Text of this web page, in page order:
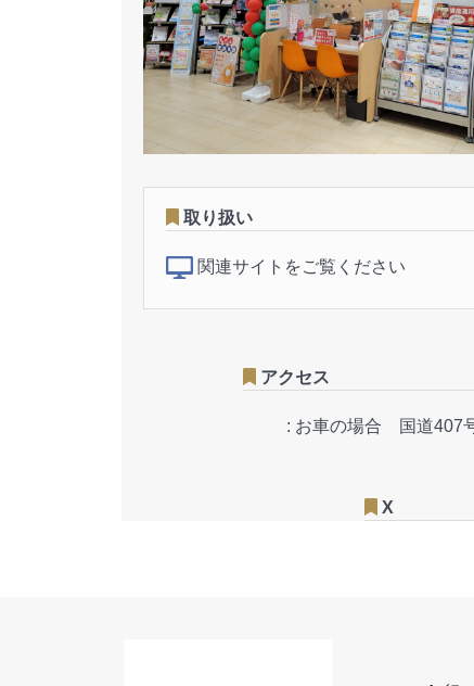
取り扱い
関連サイトをご覧ください
アクセス
: お車の場合 国道407
X